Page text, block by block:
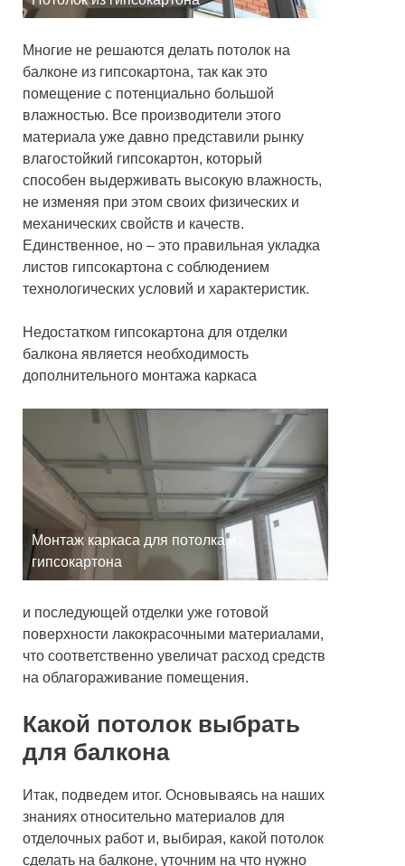
Многие не решаются делать потолок на
балконе из гипсокартона, так как это
помещение с потенциально большой
влажностью. Все производители этого
материала уже давно представили рынку
влагостойкий гипсокартон, который
способен выдерживать высокую влажность,
не изменяя при этом своих физических и
механических свойств и качеств.
Единственное, но – это правильная укладка
листов гипсокартона с соблюдением
технологических условий и характеристик.
Недостатком гипсокартона для отделки
балкона является необходимость
дополнительного монтажа каркаса
Монтаж каркаса для потолка из
гипсокартона
и последующей отделки уже готовой
поверхности лакокрасочными материалами,
что соответственно увеличат расход средств
на облагораживание помещения.
Какой потолок выбрать
для балкона
Итак, подведем итог. Основываясь на наших
знаниях относительно материалов для
отделочных работ и, выбирая, какой потолок
сделать на балконе, уточним на что нужно